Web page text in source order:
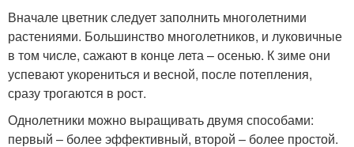
Вначале цветник следует заполнить многолетними
растениями. Большинство многолетников, и луковичные
в том числе, сажают в конце лета – осенью. К зиме они
успевают укорениться и весной, после потепления,
сразу трогаются в рост.
Однолетники можно выращивать двумя способами:
первый – более эффективный, второй – более простой.